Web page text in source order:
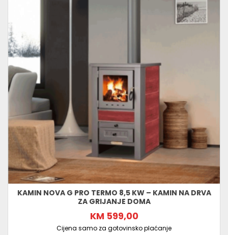
KAMIN NOVA G PRO TERMO 8,5 KW – KAMIN NA DRVA
ZA GRIJANJE DOMA
KM 599,00
Cijena samo za gotovinsko plaćanje